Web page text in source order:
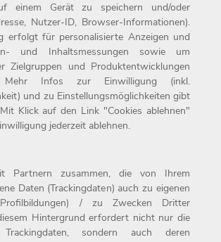
sowie in 17 Online-Shops aktiv. Die
rund 3.200 Mitarbeitern nicht nur einer
der Oberpfalz, sondern auch einer
2019 wurde das
siebten Mal in Folge als Top-Arbeitgeber
1987 ist das Unternehmen mit Sitz in
Group.
Jobs
Einstiegslevel
Kontakt
Impressum
einem Gerät zu speichern und/oder
Nutzer-ID, Browser-Informationen).
erfolgt für personalisierte Anzeigen und
und Inhaltsmessungen sowie um
Zielgruppen und Produktentwicklungen
Infos zur Einwilligung (inkl.
und zu Einstellungsmöglichkeiten gibt
Klick auf den Link "Cookies ablehnen"
jederzeit ablehnen.
Partnern zusammen, die von Ihrem
Daten (Trackingdaten) auch zu eigenen
/ zu Zwecken Dritter
Hintergrund erfordert nicht nur die
sondern auch deren